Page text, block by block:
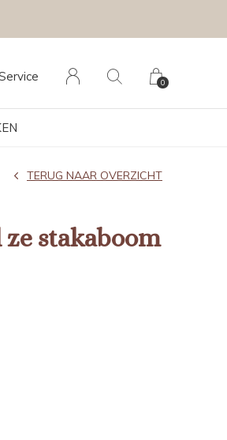
0
stakaboom
TERUG NAAR OVERZICHT